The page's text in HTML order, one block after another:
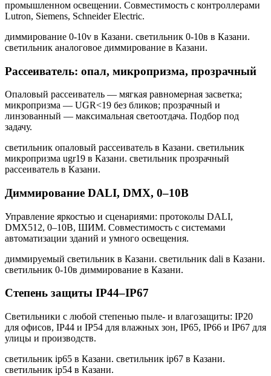
промышленном освещении. Совместимость с контроллерами
Lutron, Siemens, Schneider Electric.
диммирование 0-10v в Казани. светильник 0-10в в Казани.
светильник аналоговое диммирование в Казани.
Рассеиватель: опал, микропризма, прозрачный
Опаловый рассеиватель — мягкая равномерная засветка;
микропризма — UGR<19 без бликов; прозрачный и
линзованный — максимальная светоотдача. Подбор под
задачу.
светильник опаловый рассеиватель в Казани. светильник
микропризма ugr19 в Казани. светильник прозрачный
рассеиватель в Казани.
Диммирование DALI, DMX, 0–10В
Управление яркостью и сценариями: протоколы DALI,
DMX512, 0–10В, ШИМ. Совместимость с системами
автоматизации зданий и умного освещения.
диммируемый светильник в Казани. светильник dali в Казани.
светильник 0-10в диммирование в Казани.
Степень защиты IP44–IP67
Светильники с любой степенью пыле- и влагозащиты: IP20
для офисов, IP44 и IP54 для влажных зон, IP65, IP66 и IP67 для
улицы и производств.
светильник ip65 в Казани. светильник ip67 в Казани.
светильник ip54 в Казани.